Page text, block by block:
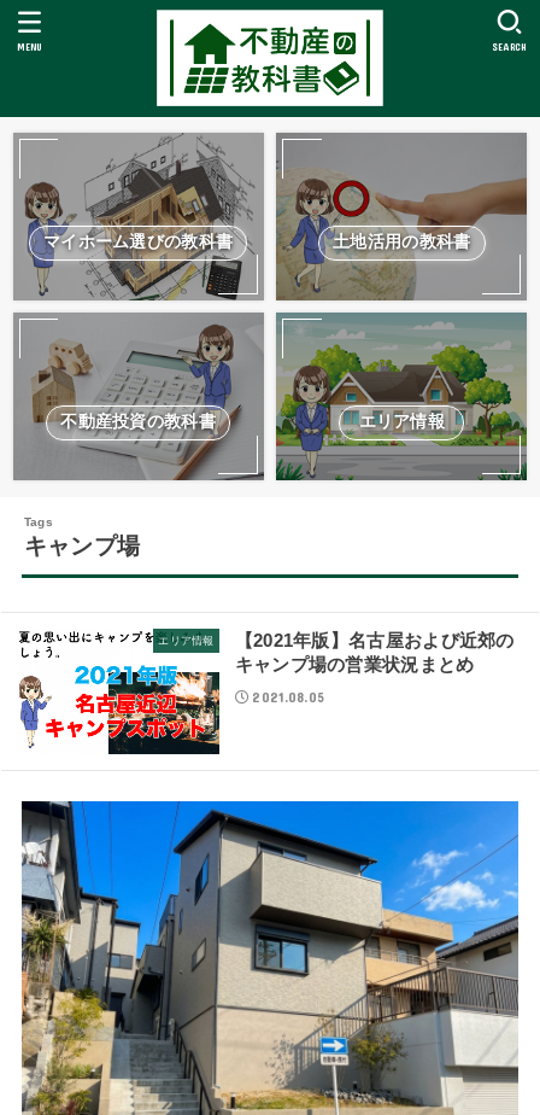
SEARCH
MENU
マイホーム選びの教科書 土地活用の教科書
不動産投資の教科書 エリア情報
キャンプ場
エリア情報
【2021年版】名古屋および近郊の
キャンプ場の営業状況まとめ
2021.08.05